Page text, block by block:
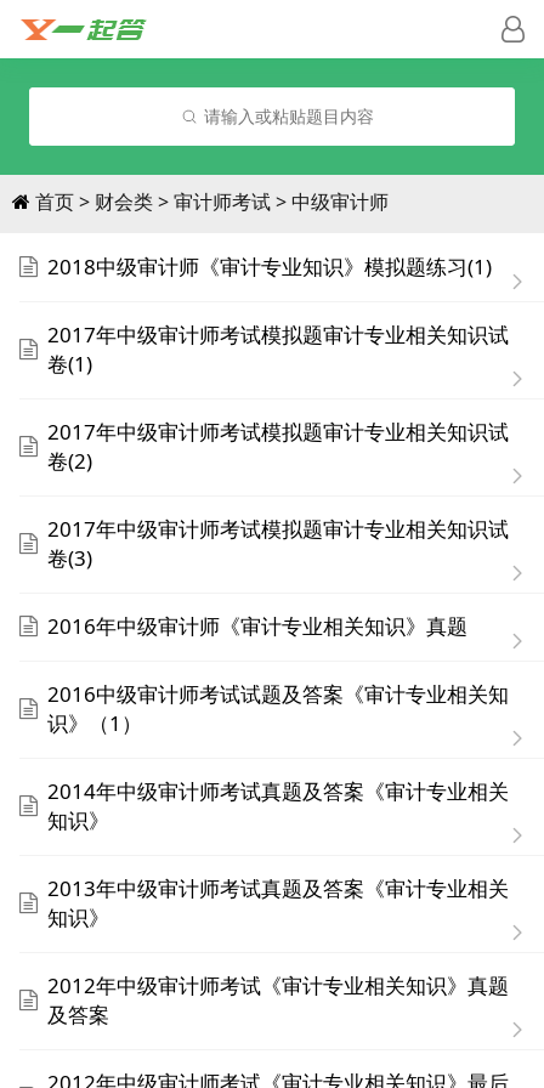
请输入或粘贴题目内容
首页 财会类 审计师考试 中级审计师
2018中级审计师《审计专业知识》模拟题练习(1)
2017年中级审计师考试模拟题审计专业相关知识试
卷(1)
2017年中级审计师考试模拟题审计专业相关知识试
卷(2)
2017年中级审计师考试模拟题审计专业相关知识试
卷(3)
2016年中级审计师《审计专业相关知识》真题
2016中级审计师考试试题及答案《审计专业相关知
识》（1）
2014年中级审计师考试真题及答案《审计专业相关
知识》
2013年中级审计师考试真题及答案《审计专业相关
知识》
2012年中级审计师考试《审计专业相关知识》真题
及答案